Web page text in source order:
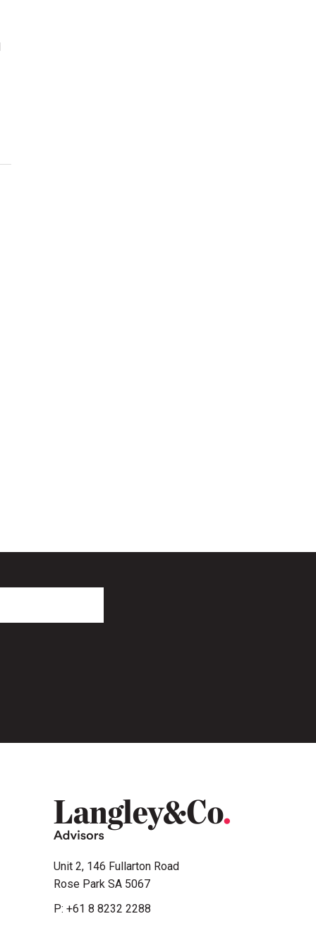
Unit 2, 146 Fullarton Road
Rose Park SA 5067
P: +61 8 8232 2288